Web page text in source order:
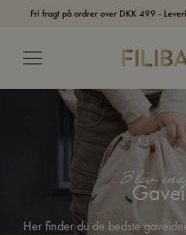
Fri fragt på ordrer over DKK 499 -
Bliv
Her finder du de bedste